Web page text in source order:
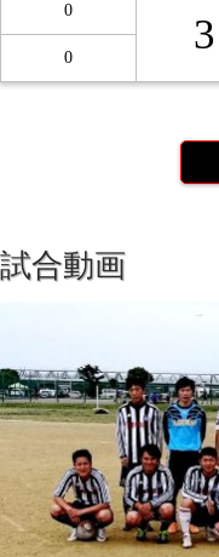
0
3
0
試合動画